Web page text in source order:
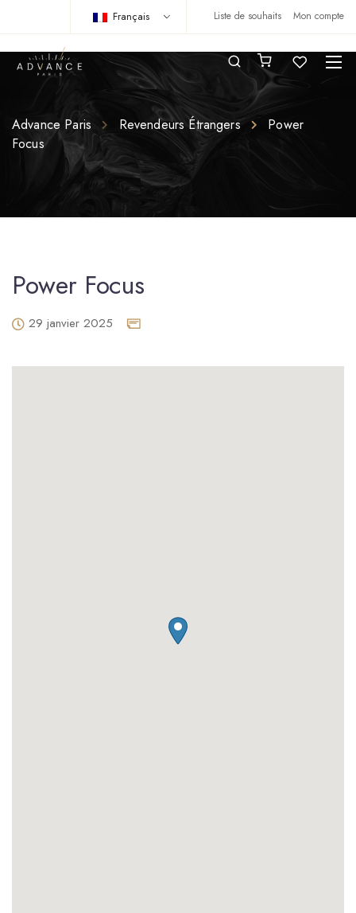
Liste de souhaits Mon compte
Français
Advance Paris Revendeurs Étrangers
Power
Focus
Power Focus
29 janvier 2025